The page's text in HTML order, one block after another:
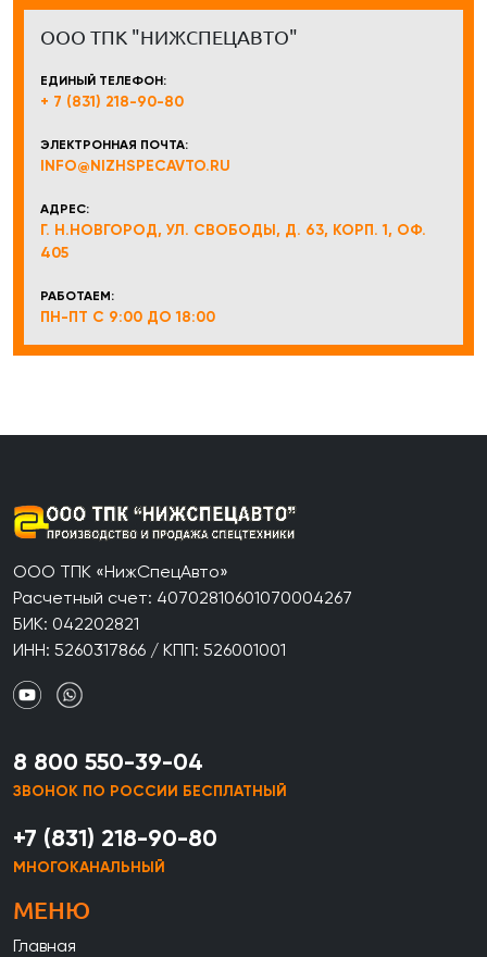
ООО ТПК "НИЖСПЕЦАВТО"
ЕДИНЫЙ ТЕЛЕФОН:
+ 7 (831) 218-90-80
ЭЛЕКТРОННАЯ ПОЧТА:
INFO@NIZHSPECAVTO.RU
АДРЕС:
Г. Н.НОВГОРОД, УЛ. СВОБОДЫ, Д. 63, КОРП. 1, ОФ.
405
РАБОТАЕМ:
ПН-ПТ С 9:00 ДО 18:00
ООО ТПК «НижСпецАвто»
Расчетный счет: 40702810601070004267
БИК: 042202821
ИНН: 5260317866 / КПП: 526001001
8 800 550-39-04
ЗВОНОК ПО РОССИИ БЕСПЛАТНЫЙ
+7 (831) 218-90-80
МНОГОКАНАЛЬНЫЙ
МЕНЮ
Главная